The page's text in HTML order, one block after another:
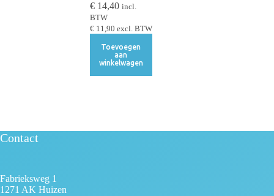
€14,40 incl.
BTW
€11,90 excl. BTW
Toevoegen
aan
winkelwagen
Contact
Fabrieksweg 1
1271 AK Huizen